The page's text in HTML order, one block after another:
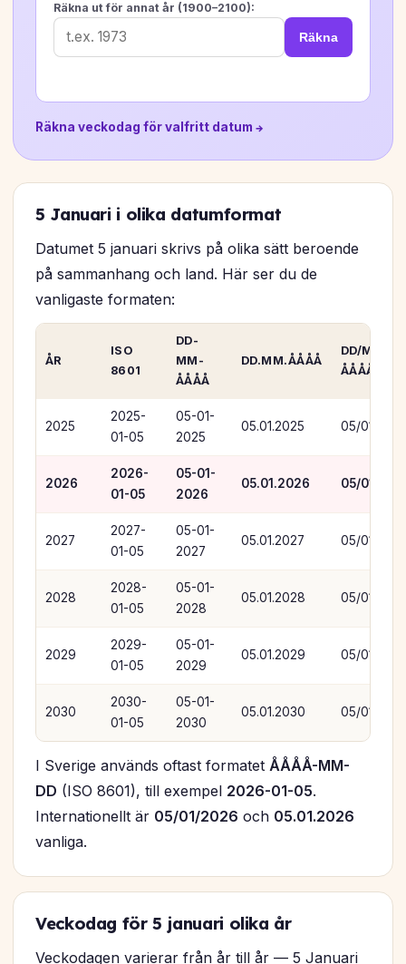
Räkna ut för annat år (1900–2100):
Räkna
Räkna veckodag för valfritt datum →
5 Januari i olika datumformat
Datumet 5 januari skrivs på olika sätt beroende
på sammanhang och land. Här ser du de
vanligaste formaten:
ÅR
ISO
8601
DD-
MM-
ÅÅÅÅ
DD.MM.ÅÅÅÅ
DD/MM/
ÅÅÅÅ
2025
2025-
01-05
05-01-
2025
05.01.2025 05/01/
2026
2026-
01-05
05-01-
2026
05.01.2026 05/01/
2027
2027-
01-05
05-01-
2027
05.01.2027 05/01/
2028
2028-
01-05
05-01-
2028
05.01.2028 05/01/
2029
2029-
01-05
05-01-
2029
05.01.2029 05/01/
2030
2030-
01-05
05-01-
2030
05.01.2030 05/01/
I Sverige används oftast formatet ÅÅÅÅ-MM-
DD (ISO 8601), till exempel 2026-01-05.
Internationellt är 05/01/2026 och 05.01.2026
vanliga.
Veckodag för 5 januari olika år
Veckodagen varierar från år till år — 5 Januari